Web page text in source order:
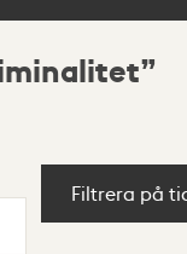
Filtrera på